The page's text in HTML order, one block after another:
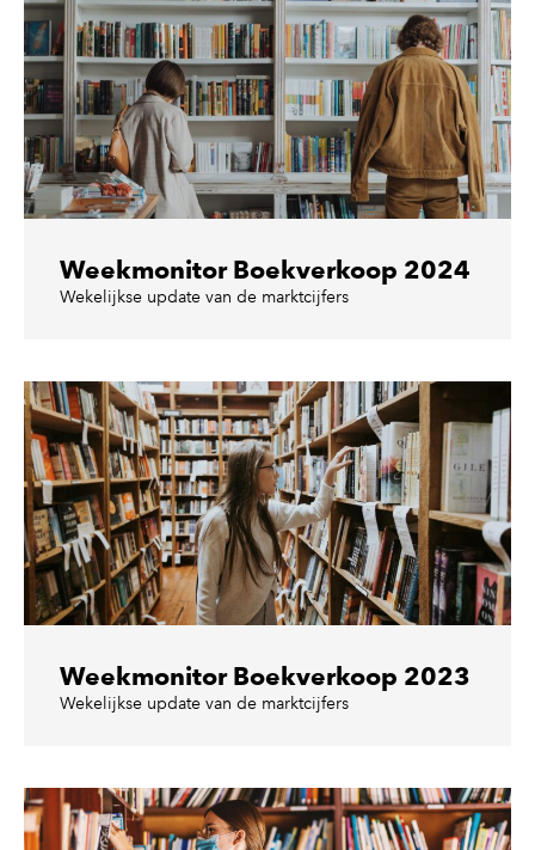
Weekmonitor Boekverkoop 2024
Wekelijkse update van de marktcijfers
Weekmonitor Boekverkoop 2023
Wekelijkse update van de marktcijfers